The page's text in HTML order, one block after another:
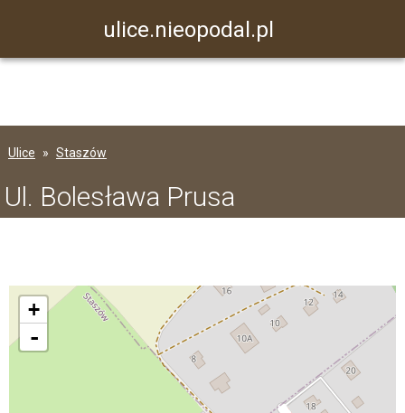
ulice.nieopodal.pl
Ulice Staszów
Ul. Bolesława Prusa
+
-